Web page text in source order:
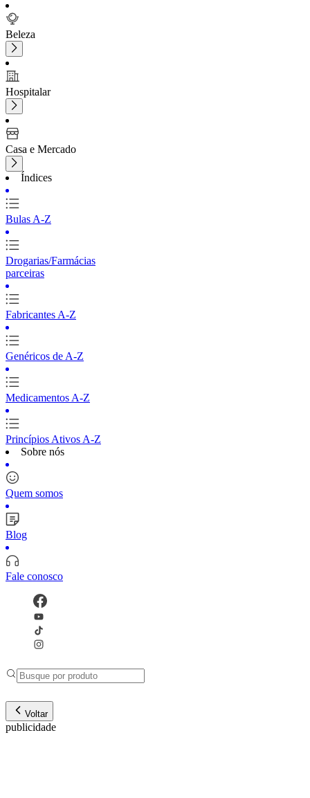
Beleza
Hospitalar
Casa e Mercado
Índices
Bulas A-Z
Drogarias/Farmácias
parceiras
Fabricantes A-Z
Genéricos de A-Z
Medicamentos A-Z
Princípios Ativos A-Z
Sobre nós
Quem somos
Blog
Fale conosco
Voltar
publicidade